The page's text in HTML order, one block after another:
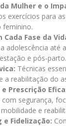
Mulher e o
exercícios para
feminino.
Cada Fase da
adolescência até
e pós-parto.
Técnicas
a reabilitação do
Prescrição
segurança,
e
Fidelização: